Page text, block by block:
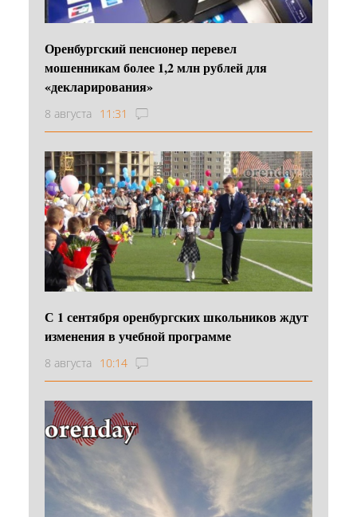
Оренбургский пенсионер перевел
мошенникам более 1,2 млн рублей для
«декларирования»
8 августа 11:31
С 1 сентября оренбургских школьников ждут
изменения в учебной программе
8 августа 10:14